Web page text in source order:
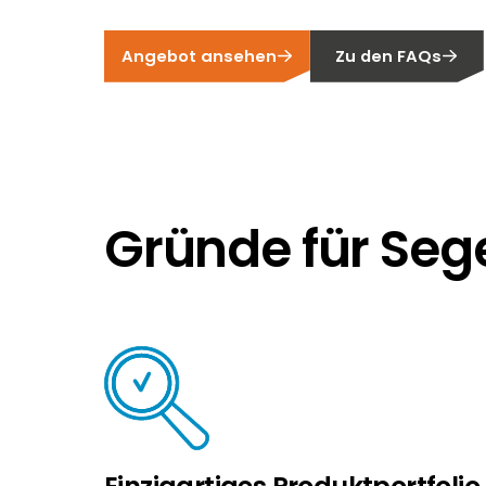
Angebot ansehen Zu den FAQs
Gründe für